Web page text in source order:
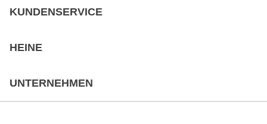
KUNDENSERVICE
HEINE
UNTERNEHMEN